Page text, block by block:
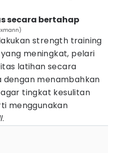
secara bertahap
strength training
meningkat, pelari
latihan secara
dengan menambahkan
tingkat kesulitan
menggunakan
.